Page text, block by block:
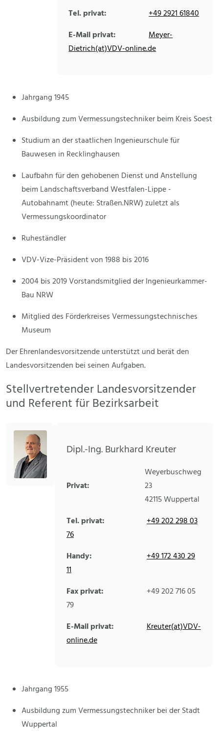
Tel. privat:
+49 2921 61840
E-Mail privat:
Meyer-
Dietrich(at)VDV-online.de
Jahrgang 1945
Ausbildung zum Vermessungstechniker beim Kreis Soest
Studium an der staatlichen Ingenieurschule für
Bauwesen in Recklinghausen
Laufbahn für den gehobenen Dienst und Anstellung
beim Landschaftsverband Westfalen-Lippe -
Autobahnamt (heute: Straßen.NRW) zuletzt als
Vermessungskoordinator
Ruheständler
VDV-Vize-Präsident von 1988 bis 2016
2004 bis 2019 Vorstandsmitglied der Ingenieurkammer-
Bau NRW
Mitglied des Förderkreises Vermessungstechnisches
Museum
Der Ehrenlandesvorsitzende unterstützt und berät den
Landesvorsitzenden bei seinen Aufgaben.
Stellvertretender Landesvorsitzender
und Referent für Bezirksarbeit
Dipl.-Ing. Burkhard Kreuter
Privat:
Weyerbuschweg
23
42115Wuppertal
Tel. privat:
+49 202 298 03
76
Handy:
+49 172 430 29
11
Fax privat:
+49 202 716 05
79
E-Mail privat:
Kreuter(at)VDV-
online.de
Jahrgang 1955
Ausbildung zum Vermessungstechniker bei der Stadt
Wuppertal